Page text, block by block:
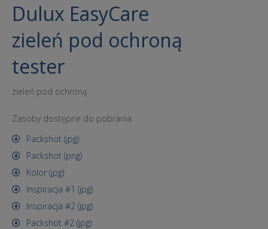
Dulux EasyCare
zieleń pod ochroną
tester
zieleń pod ochroną
Zasoby dostępne do pobrania
Packshot (jpg)
Packshot (png)
Kolor (jpg)
Inspiracja #1 (jpg)
Inspiracja #2 (jpg)
Packshot #2 (jpg)